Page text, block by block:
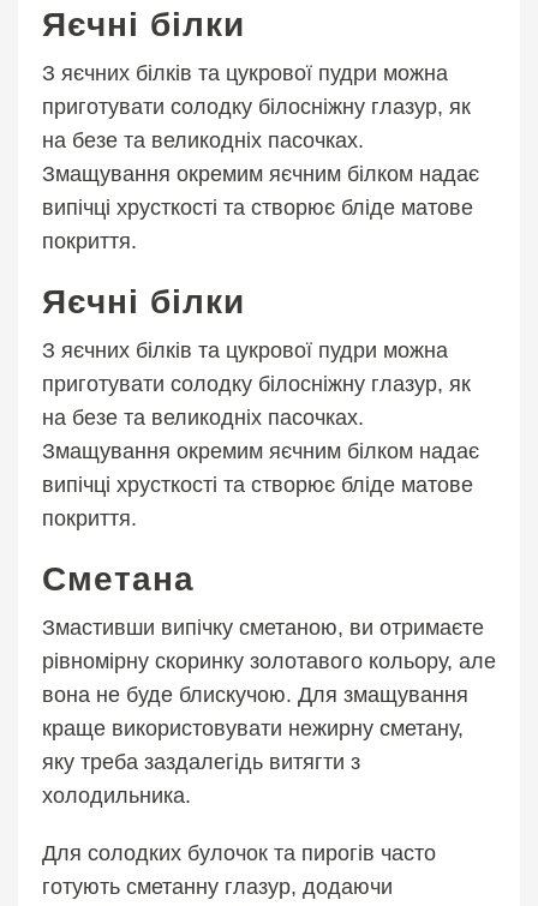
Яєчні білки
З яєчних білків та цукрової пудри можна
приготувати солодку білосніжну глазур, як
на безе та великодніх пасочках.
Змащування окремим яєчним білком надає
випічці хрусткості та створює бліде матове
покриття.
Яєчні білки
З яєчних білків та цукрової пудри можна
приготувати солодку білосніжну глазур, як
на безе та великодніх пасочках.
Змащування окремим яєчним білком надає
випічці хрусткості та створює бліде матове
покриття.
Сметана
Змастивши випічку сметаною, ви отримаєте
рівномірну скоринку золотавого кольору, але
вона не буде блискучою. Для змащування
краще використовувати нежирну сметану,
яку треба заздалегідь витягти з
холодильника.
Для солодких булочок та пирогів часто
готують сметанну глазур, додаючи